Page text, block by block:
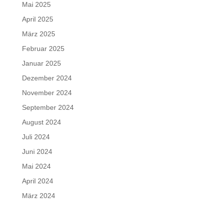
Mai 2025
April 2025
März 2025
Februar 2025
Januar 2025
Dezember 2024
November 2024
September 2024
August 2024
Juli 2024
Juni 2024
Mai 2024
April 2024
März 2024